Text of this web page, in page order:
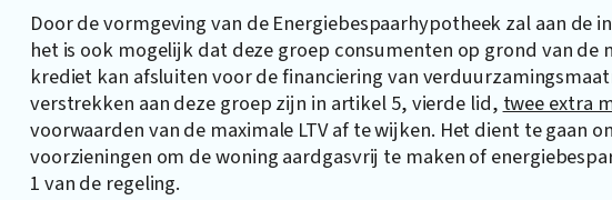
Door de vormgeving van de Energiebespaarhypotheek zal aan de
het is ook mogelijk dat deze groep consumenten op grond van de
krediet kan afsluiten voor de financiering van
verstrekken aan deze groep zijn in artikel 5, vierde lid, twee extra
voorwaarden van de maximale LTV af te wijken. Het dient te gaan
voorzieningen om de woning aardgasvrij te maken of
1 van de regeling.